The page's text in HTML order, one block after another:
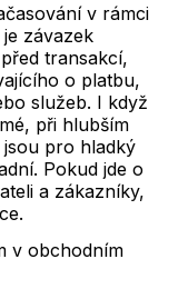
v rámci
závazek
transakcí,
o platbu,
služeb. I když
při hlubším
pro hladký
Pokud jde o
a zákazníky,
v obchodním